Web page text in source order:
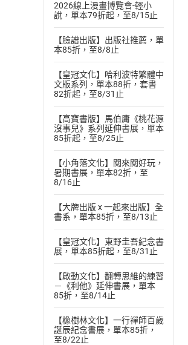
2026線上漫畫博覽會-輕小
說，單本79折起，至8/15止
【臉譜出版】出版社推薦，單
本85折，至8/8止
【皇冠文化】哈利波特繁體中
文版系列，單本88折，套書
82折起，至8/31止
【高寶書版】馬伯庸《桃花源
沒事兒》系列延伸書展，單本
85折起，至8/25止
【小角落文化】閱來閱好玩，
暑期書展，單本82折，至
8/16止
【大牌出版 x 一起來出版】全
書系，單本85折，至8/13止
【皇冠文化】東野圭吾紀念書
展，單本85折起，至8/31止
【啟動文化】翻轉思維的練習
－《利他》延伸書展，單本
85折，至8/14止
【橡樹林文化】一行禪師百歲
誕辰紀念書展，單本85折，
至8/22止